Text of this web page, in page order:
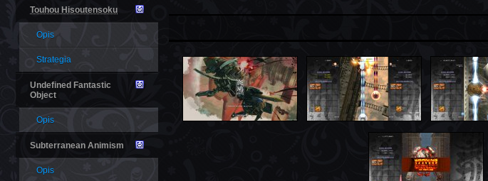
Touhou Hisoutensoku
Opis
Strategia
Undefined Fantastic
Object
Opis
Subterranean Animism
Opis